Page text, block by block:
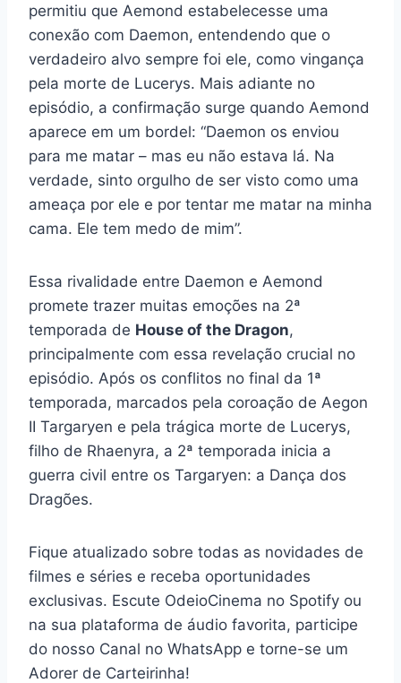
permitiu que Aemond estabelecesse uma
conexão com Daemon, entendendo que o
verdadeiro alvo sempre foi ele, como vingança
pela morte de Lucerys. Mais adiante no
episódio, a confirmação surge quando Aemond
aparece em um bordel: “Daemon os enviou
para me matar – mas eu não estava lá. Na
verdade, sinto orgulho de ser visto como uma
ameaça por ele e por tentar me matar na minha
cama. Ele tem medo de mim”.
Essa rivalidade entre Daemon e Aemond
promete trazer muitas emoções na 2ª
temporada de House of the Dragon,
principalmente com essa revelação crucial no
episódio. Após os conflitos no final da 1ª
temporada, marcados pela coroação de Aegon
II Targaryen e pela trágica morte de Lucerys,
filho de Rhaenyra, a 2ª temporada inicia a
guerra civil entre os Targaryen: a Dança dos
Dragões.
Fique atualizado sobre todas as novidades de
filmes e séries e receba oportunidades
exclusivas. Escute OdeioCinema no Spotify ou
na sua plataforma de áudio favorita, participe
do nosso Canal no WhatsApp e torne-se um
Adorer de Carteirinha!